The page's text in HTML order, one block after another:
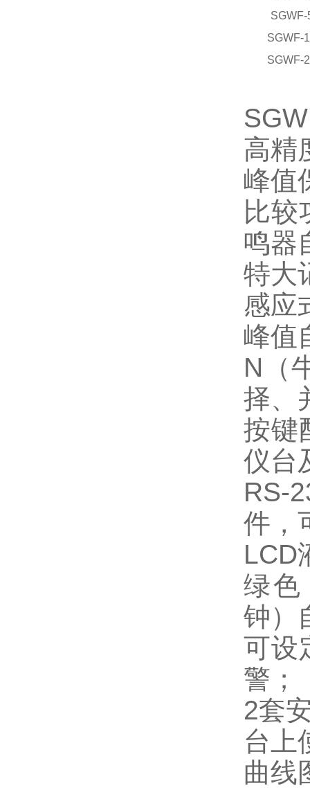
SGWF-
SGWF-
SGWF-
高精
峰值
比较
鸣器
特大
感应
峰值
N（
择、
按键
仪台
RS-
件，
LCD
绿色
钟）
可设
警；
2套
台上
曲线